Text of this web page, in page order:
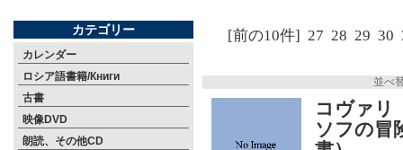
カテゴリー
カレンダー
ロシア語書籍/Книги
古書
映像DVD
朗読、その他CD
[前の10件] 27 28 29 30
並べ
コヴァリ
ソフの冒